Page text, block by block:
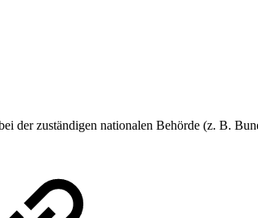
der zuständigen nationalen Behörde (z. B.